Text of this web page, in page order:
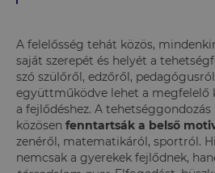
A felelősség tehát közös,
saját szerepét és helyét a
szó szülőről, edzőről,
együttműködve lehet a megfelelő
a fejlődéshez. A tehetséggondozás
közösen fenntartsák a belső
zenéről, matematikáról, sportról.
nemcsak a gyerekek fejlődnek,